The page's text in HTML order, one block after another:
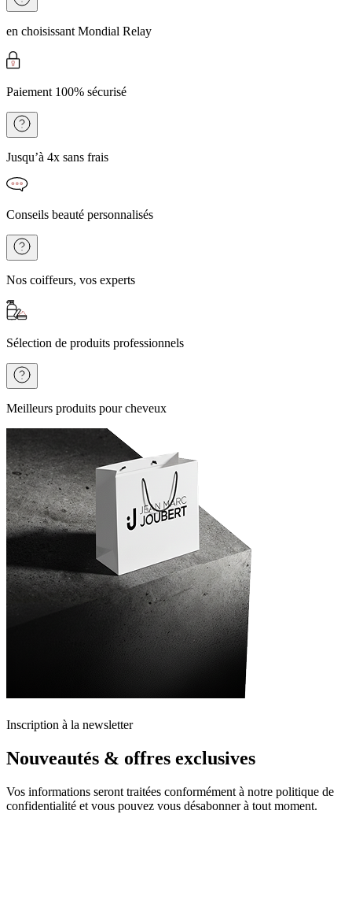
en choisissant Mondial Relay
Paiement 100% sécurisé
Jusqu’à 4x sans frais
Conseils beauté personnalisés
Nos coiffeurs, vos experts
Sélection de produits professionnels
Meilleurs produits pour cheveux
Inscription à la newsletter
Nouveautés & offres exclusives
Vos informations seront traitées conformément à notre politique de
confidentialité et vous pouvez vous désabonner à tout moment.